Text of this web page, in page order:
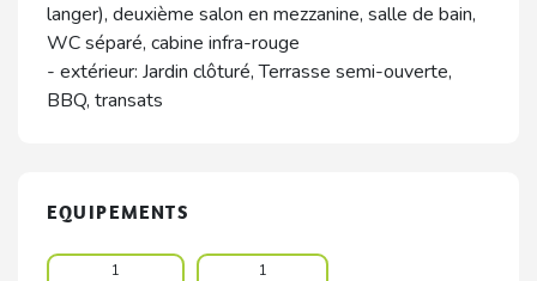
langer), deuxième salon en mezzanine, salle de bain,
WC séparé, cabine infra-rouge
- extérieur: Jardin clôturé, Terrasse semi-ouverte,
BBQ, transats
EQUIPEMENTS
1 1